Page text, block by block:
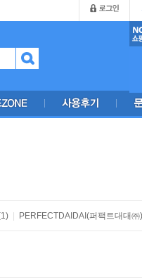
PERFECTDAIDAI(퍼팩트대대㈜)